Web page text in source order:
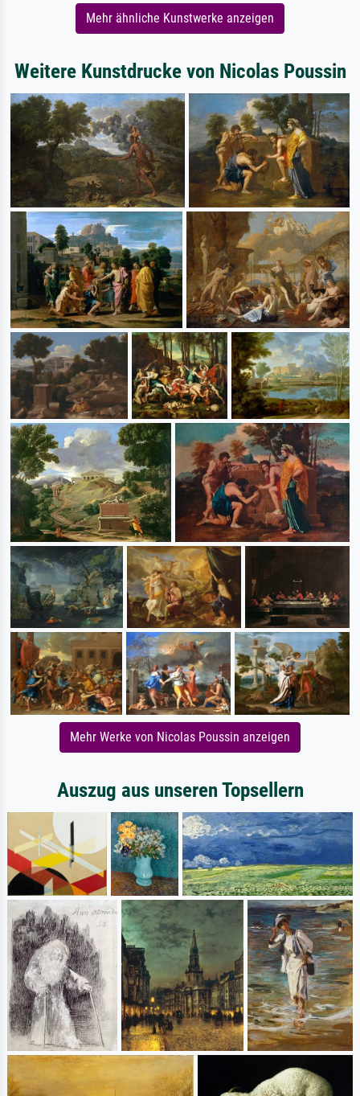
Mehr ähnliche Kunstwerke anzeigen
Weitere Kunstdrucke von Nicolas Poussin
Mehr Werke von Nicolas Poussin anzeigen
Auszug aus unseren Topsellern